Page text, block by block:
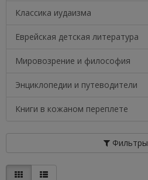
Классика иудаизма
Еврейская детская литература
Мировозрение и философия
Энциклопедии и путеводители
Книги в кожаном переплете
Фильтры